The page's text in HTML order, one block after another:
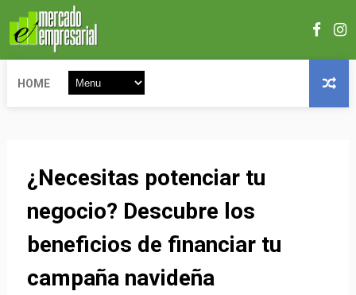
HOME
¿Necesitas potenciar tu
negocio? Descubre los
beneficios de financiar tu
campaña navideña